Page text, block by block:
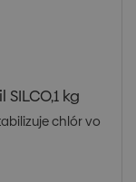
kg
chlór vo